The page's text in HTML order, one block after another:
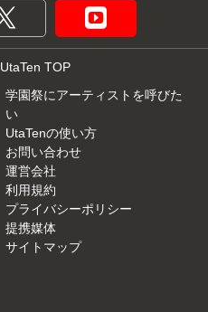
UtaTen TOP
学園祭にアーティストを呼びた
い
UtaTenの使い方
お問い合わせ
運営会社
利用規約
プライバシーポリシー
提携媒体
サイトマップ